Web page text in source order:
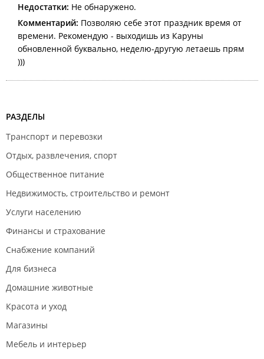
Недостатки: Не обнаружено.
Комментарий: Позволяю себе этот праздник время от
времени. Рекомендую - выходишь из Каруны
обновленной буквально, неделю-другую летаешь прям
)))
РАЗДЕЛЫ
Транспорт и перевозки
Отдых, развлечения, спорт
Общественное питание
Недвижимость, строительство и ремонт
Услуги населению
Финансы и страхование
Снабжение компаний
Для бизнеса
Домашние животные
Красота и уход
Магазины
Мебель и интерьер